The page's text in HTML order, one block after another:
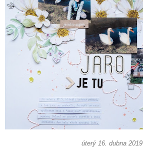
úterý 16. dubna 2019